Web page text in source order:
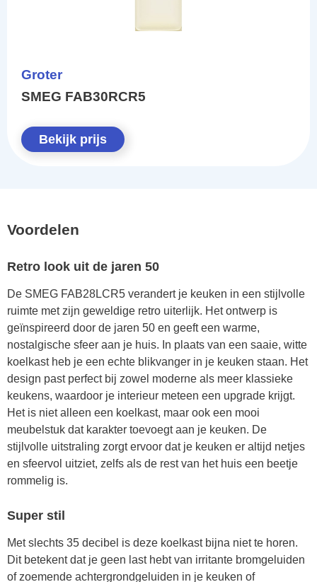
Groter
SMEG FAB30RCR5
Bekijk prijs
Voordelen
Retro look uit de jaren 50
De SMEG FAB28LCR5 verandert je keuken in een stijlvolle
ruimte met zijn geweldige retro uiterlijk. Het ontwerp is
geïnspireerd door de jaren 50 en geeft een warme,
nostalgische sfeer aan je huis. In plaats van een saaie, witte
koelkast heb je een echte blikvanger in je keuken staan. Het
design past perfect bij zowel moderne als meer klassieke
keukens, waardoor je interieur meteen een upgrade krijgt.
Het is niet alleen een koelkast, maar ook een mooi
meubelstuk dat karakter toevoegt aan je keuken. De
stijlvolle uitstraling zorgt ervoor dat je keuken er altijd netjes
en sfeervol uitziet, zelfs als de rest van het huis een beetje
rommelig is.
Super stil
Met slechts 35 decibel is deze koelkast bijna niet te horen.
Dit betekent dat je geen last hebt van irritante bromgeluiden
of zoemende achtergrondgeluiden in je keuken of